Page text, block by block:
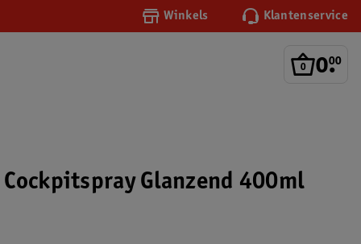
Winkels Klantenservice
0.
00
Cockpitspray Glanzend 400ml